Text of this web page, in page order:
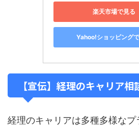
楽天市場で見る
Yahoo!ショッピング
【宣伝】経理のキャリア
経理のキャリアは多種多様な